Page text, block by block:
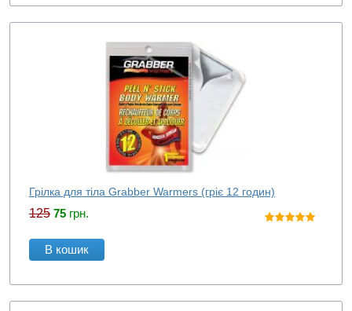
Грілка для тіла Grabber Warmers (гріє 12 годин)
125 75 грн.
В кошик